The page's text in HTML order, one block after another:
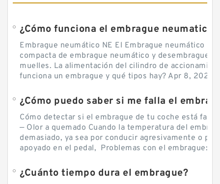
¿Cómo funciona el embrague neumatico?
Embrague neumático NE El Embrague neumático
compacta de embrague neumático y desembrague
muelles. La alimentación del cilindro de
funciona un embrague y qué tipos hay? Apr 8, 2020
Cómo detectar si el embrague de tu coche está
— Olor a quemado Cuando la temperatura del
demasiado, ya sea por conducir agresivamente o
apoyado en el pedal, Problemas con el embrague:
¿Cuánto tiempo dura el embrague?